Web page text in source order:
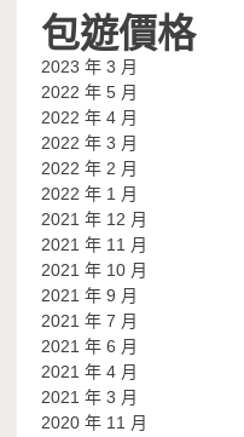
包遊價格
2023 年 3 月
2022 年 5 月
2022 年 4 月
2022 年 3 月
2022 年 2 月
2022 年 1 月
2021 年 12 月
2021 年 11 月
2021 年 10 月
2021 年 9 月
2021 年 7 月
2021 年 6 月
2021 年 4 月
2021 年 3 月
2020 年 11 月